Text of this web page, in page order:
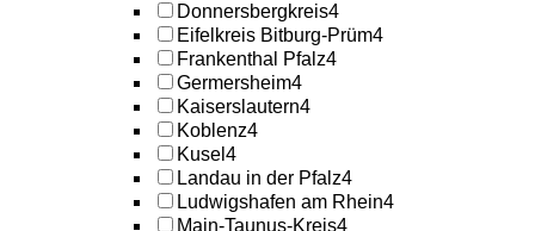
Donnersbergkreis4
Eifelkreis Bitburg-Prüm4
Frankenthal Pfalz4
Germersheim4
Kaiserslautern4
Koblenz4
Kusel 4
Landau in der Pfalz4
Ludwigshafen am Rhein4
Main-Taunus-Kreis4